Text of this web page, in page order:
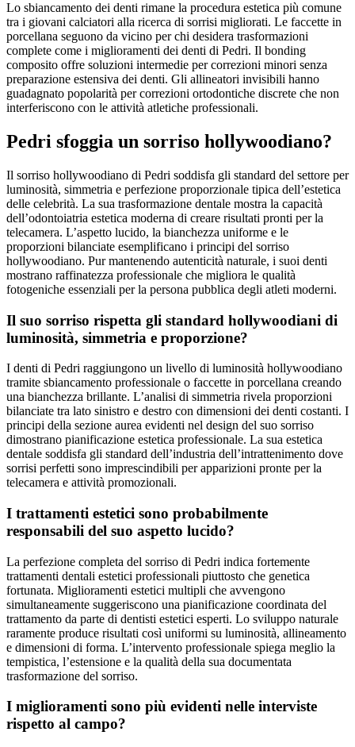
Lo sbiancamento dei denti rimane la procedura estetica più comune
tra i giovani calciatori alla ricerca di sorrisi migliorati. Le faccette in
porcellana seguono da vicino per chi desidera trasformazioni
complete come i miglioramenti dei denti di Pedri. Il bonding
composito offre soluzioni intermedie per correzioni minori senza
preparazione estensiva dei denti. Gli allineatori invisibili hanno
guadagnato popolarità per correzioni ortodontiche discrete che non
interferiscono con le attività atletiche professionali.
Pedri sfoggia un sorriso hollywoodiano?
Il sorriso hollywoodiano di Pedri soddisfa gli standard del settore per
luminosità, simmetria e perfezione proporzionale tipica dell’estetica
delle celebrità. La sua trasformazione dentale mostra la capacità
dell’odontoiatria estetica moderna di creare risultati pronti per la
telecamera. L’aspetto lucido, la bianchezza uniforme e le
proporzioni bilanciate esemplificano i principi del sorriso
hollywoodiano. Pur mantenendo autenticità naturale, i suoi denti
mostrano raffinatezza professionale che migliora le qualità
fotogeniche essenziali per la persona pubblica degli atleti moderni.
Il suo sorriso rispetta gli standard hollywoodiani di
luminosità, simmetria e proporzione?
I denti di Pedri raggiungono un livello di luminosità hollywoodiano
tramite sbiancamento professionale o faccette in porcellana creando
una bianchezza brillante. L’analisi di simmetria rivela proporzioni
bilanciate tra lato sinistro e destro con dimensioni dei denti costanti. I
principi della sezione aurea evidenti nel design del suo sorriso
dimostrano pianificazione estetica professionale. La sua estetica
dentale soddisfa gli standard dell’industria dell’intrattenimento dove
sorrisi perfetti sono imprescindibili per apparizioni pronte per la
telecamera e attività promozionali.
I trattamenti estetici sono probabilmente
responsabili del suo aspetto lucido?
La perfezione completa del sorriso di Pedri indica fortemente
trattamenti dentali estetici professionali piuttosto che genetica
fortunata. Miglioramenti estetici multipli che avvengono
simultaneamente suggeriscono una pianificazione coordinata del
trattamento da parte di dentisti estetici esperti. Lo sviluppo naturale
raramente produce risultati così uniformi su luminosità, allineamento
e dimensioni di forma. L’intervento professionale spiega meglio la
tempistica, l’estensione e la qualità della sua documentata
trasformazione del sorriso.
I miglioramenti sono più evidenti nelle interviste
rispetto al campo?